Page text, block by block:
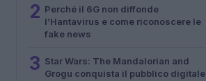
2 Perché il 6G non diffonde
l’Hantavirus e come riconoscere le
fake news
3 Star Wars: The Mandalorian and
Grogu conquista il pubblico digitale